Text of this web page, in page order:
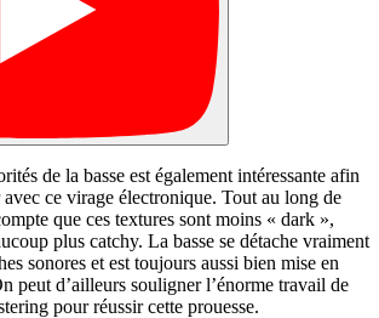
de la basse est également intéressante afin
avec ce virage électronique. Tout au long de
que ces textures sont moins « dark »,
plus catchy. La basse se détache vraiment
sonores et est toujours aussi bien mise en
peut d’ailleurs souligner l’énorme travail de
pour réussir cette prouesse.